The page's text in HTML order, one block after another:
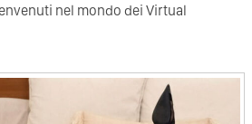
nel mondo dei Virtual